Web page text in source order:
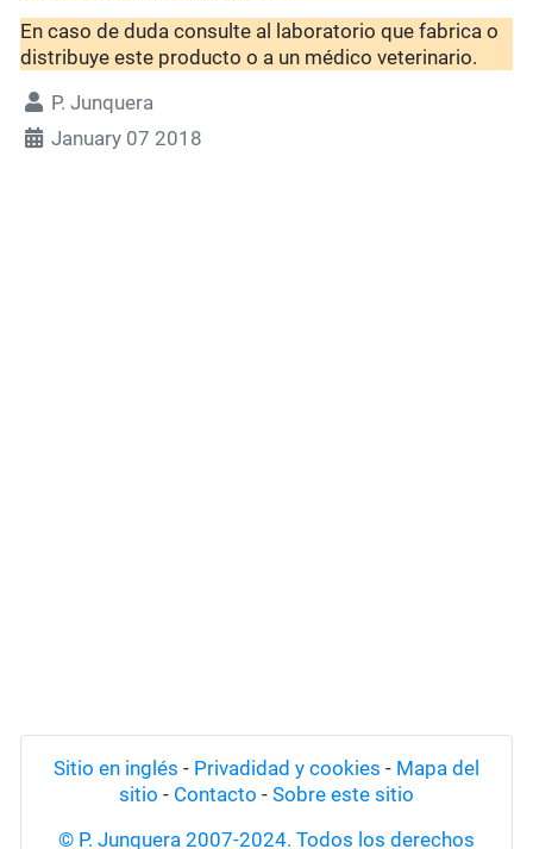
En caso de duda consulte al laboratorio que fabrica o
distribuye este producto o a un médico veterinario.
P. Junquera
January 07 2018
Sitio en inglés - Privadidad y cookies - Mapa del
sitio - Contacto - Sobre este sitio
© P. Junquera 2007-2024. Todos los derechos